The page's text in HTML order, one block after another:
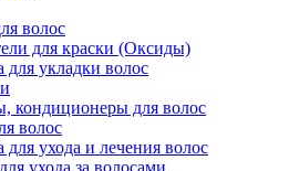
волос
для краски (Оксиды)
для укладки волос
кондиционеры для волос
волос
для ухода и лечения волос